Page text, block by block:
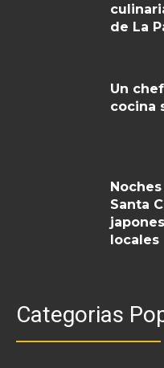
de La
Un
cocina
Santa
locales
Categorias